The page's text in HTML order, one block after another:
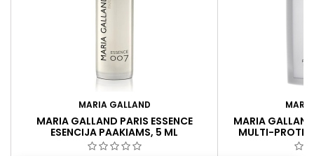
MARIA GALLAND
MARIA GALLAND PARIS ESSENCE
ESENCIJA PAAKIAMS, 5 ML
MARIA
MULTI-